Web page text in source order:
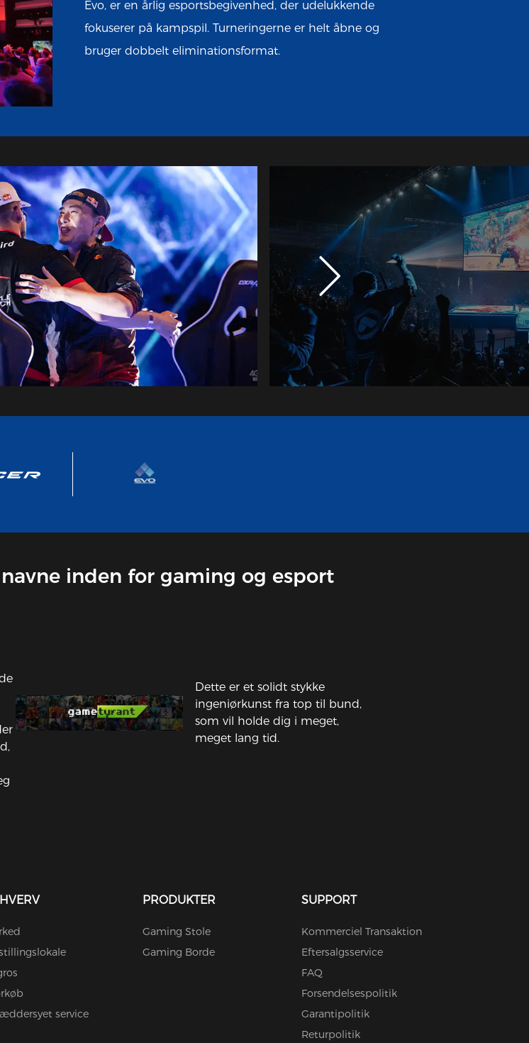
Evo, er en årlig esportsbegivenhed, der udelukkende
fokuserer på kampspil. Turneringerne er helt åbne og
bruger dobbelt eliminationsformat.
inden for gaming og esport
Dette er et solidt stykke
ingeniørkunst fra top til bund,
som vil holde dig i meget,
meget lang tid.
service
PRODUKTER
Gaming Stole
Gaming Borde
SUPPORT
Kommerciel Transaktion
Eftersalgsservice
FAQ
Forsendelsespolitik
Garantipolitik
Returpolitik